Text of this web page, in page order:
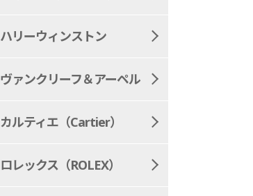
ハリーウィンストン
ヴァンクリーフ＆アーペル
カルティエ（Cartier）
ロレックス（ROLEX）